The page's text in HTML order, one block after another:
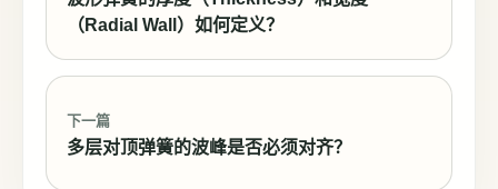
（Radial Wall）如何定义？
下一篇
多层对顶弹簧的波峰是否必须对齐？